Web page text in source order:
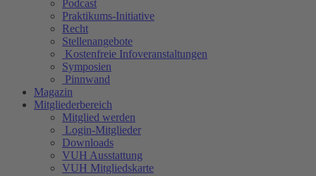
Podcast
Praktikums-Initiative
Recht
Stellenangebote
Kostenfreie Infoveranstaltungen
Symposien
Pinnwand
Magazin
Mitgliederbereich
Mitglied werden
Login-Mitglieder
Downloads
VUH Ausstattung
VUH Mitgliedskarte